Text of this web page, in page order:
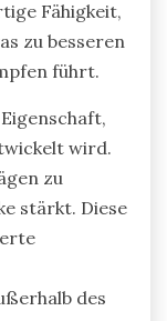
Fähigkeit,
zu besseren
führt.
wird.
zu
stärkt. Diese
des